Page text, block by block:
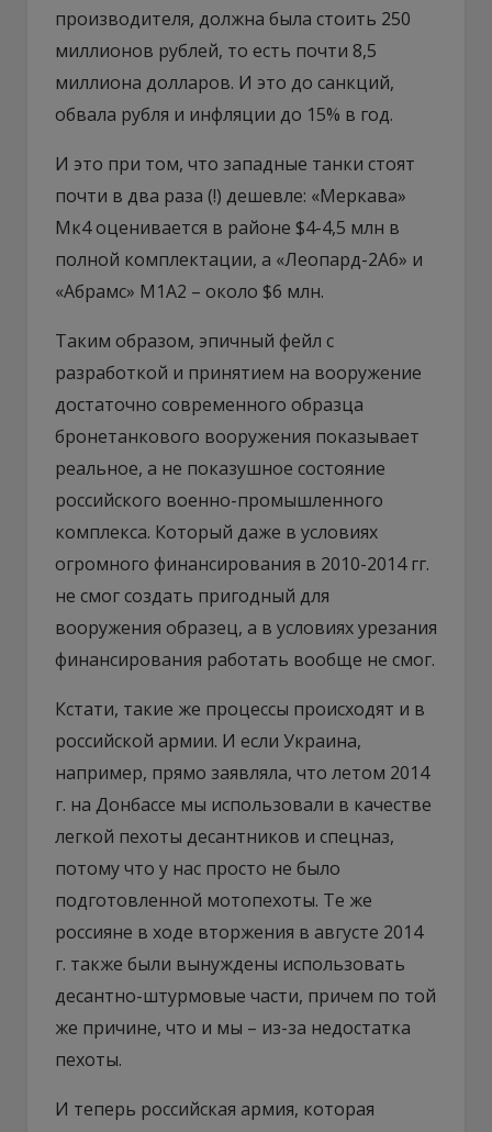
производителя, должна была стоить 250
миллионов рублей, то есть почти 8,5
миллиона долларов. И это до санкций,
обвала рубля и инфляции до 15% в год.
И это при том, что западные танки стоят
почти в два раза (!) дешевле: «Меркава»
Мк4 оценивается в районе $4-4,5 млн в
полной комплектации, а «Леопард-2А6» и
«Абрамс» М1А2 – около $6 млн.
Таким образом, эпичный фейл с
разработкой и принятием на вооружение
достаточно современного образца
бронетанкового вооружения показывает
реальное, а не показушное состояние
российского военно-промышленного
комплекса. Который даже в условиях
огромного финансирования в 2010-2014 гг.
не смог создать пригодный для
вооружения образец, а в условиях урезания
финансирования работать вообще не смог.
Кстати, такие же процессы происходят и в
российской армии. И если Украина,
например, прямо заявляла, что летом 2014
г. на Донбассе мы использовали в качестве
легкой пехоты десантников и спецназ,
потому что у нас просто не было
подготовленной мотопехоты. Те же
россияне в ходе вторжения в августе 2014
г. также были вынуждены использовать
десантно-штурмовые части, причем по той
же причине, что и мы – из-за недостатка
пехоты.
И теперь российская армия, которая